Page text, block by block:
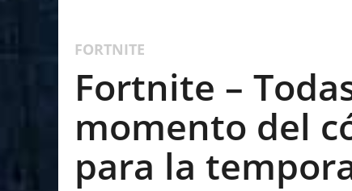
FORTNITE
Fortnite –
momento del
para la